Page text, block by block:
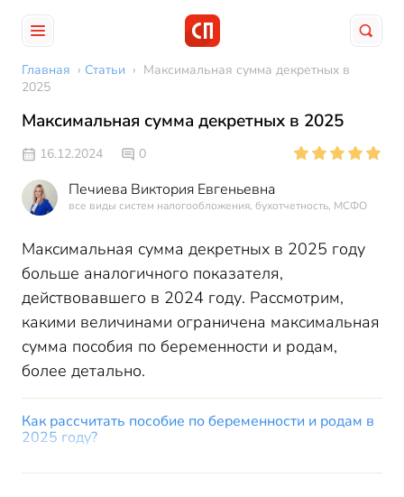
Главная › Статьи › Максимальная сумма декретных в
2025
Максимальная сумма декретных в 2025
16.12.2024 0
Печиева Виктория Евгеньевна
все виды систем налогообложения, бухотчетность, МСФО
Максимальная сумма декретных в 2025 году
больше аналогичного показателя,
действовавшего в 2024 году. Рассмотрим,
какими величинами ограничена максимальная
сумма пособия по беременности и родам,
более детально.
Как рассчитать пособие по беременности и родам в
2025 году?